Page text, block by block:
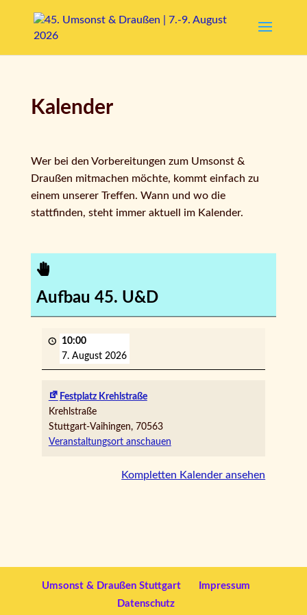
Kalender
Wer bei den Vorbereitungen zum Umsonst &
Draußen mitmachen möchte, kommt einfach zu
einem unserer Treffen. Wann und wo die
stattfinden, steht immer aktuell im Kalender.
Aufbau 45. U&D
10:00
7. August 2026
Festplatz Krehlstraße
Krehlstraße
Stuttgart-Vaihingen, 70563
Veranstaltungsort anschauen
Kompletten Kalender ansehen
Umsonst & Draußen Stuttgart
Impressum
Datenschutz